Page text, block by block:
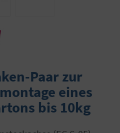
Paar zur
eines
bis 10kg